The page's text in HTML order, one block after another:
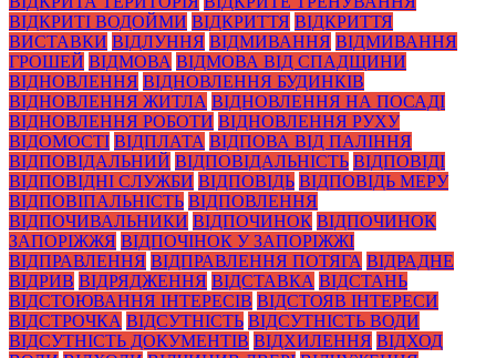
ВІДКРИТІ ВОДОЙМИ ВІДКРИТТЯ ВІДКРИТТЯ
ВИСТАВКИ ВІДЛУННЯ ВІДМИВАННЯ ВІДМИВАННЯ
ГРОШЕЙ ВІДМОВА ВІДМОВА ВІД СПАДЩИНИ
ВІДНОВЛЕННЯ ВІДНОВЛЕННЯ БУДИНКІВ
ВІДНОВЛЕННЯ ЖИТЛА ВІДНОВЛЕННЯ НА ПОСАДІ
ВІДНОВЛЕННЯ РОБОТИ ВІДНОВЛЕННЯ РУХУ
ВІДОМОСТІ ВІДПЛАТА ВІДПОВА ВІД ПАЛІННЯ
ВІДПОВІДАЛЬНИЙ ВІДПОВІДАЛЬНІСТЬ ВІДПОВІДІ
ВІДПОВІДНІ СЛУЖБИ ВІДПОВІДЬ ВІДПОВІДЬ МЕРУ
ВІДПОВІПАЛЬНІСТЬ ВІДПОВЛЕННЯ
ВІДПОЧИВАЛЬНИКИ ВІДПОЧИНОК ВІДПОЧИНОК
ЗАПОРІЖЖЯ ВІДПОЧІНОК У ЗАПОРІЖЖІ
ВІДПРАВЛЕННЯ ВІДПРАВЛЕННЯ ПОТЯГА ВІДРАДНЕ
ВІДРИВ ВІДРЯДЖЕННЯ ВІДСТАВКА ВІДСТАНЬ
ВІДСТОЮВАННЯ ІНТЕРЕСІВ ВІДСТОЯВ ІНТЕРЕСИ
ВІДСТРОЧКА ВІДСУТНІСТЬ ВІДСУТНІСТЬ ВОДИ
ВІДСУТНІСТЬ ДОКУМЕНТІВ ВІДХИЛЕННЯ ВІДХОД